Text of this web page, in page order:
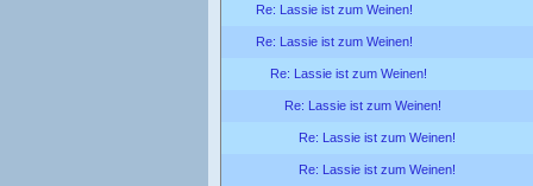
Re: Lassie ist zum Weinen!
Re: Lassie ist zum Weinen!
Re: Lassie ist zum Weinen!
Re: Lassie ist zum Weinen!
Re: Lassie ist zum Weinen!
Re: Lassie ist zum Weinen!